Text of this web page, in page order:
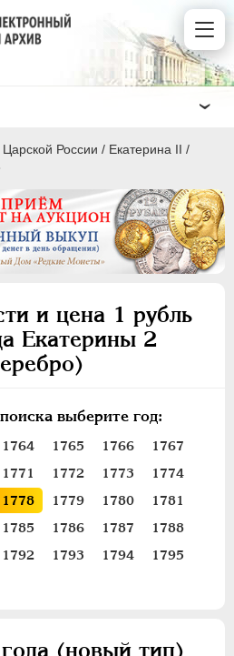
России / Екатерина II /
и цена 1 рубль
Екатерины 2
выберите год:
1764 1765 1766
1767
1771 1772 1773
1774
1778 1779 1780
1781
1785 1786 1787
1788
1792 1793 1794
1795
(новый тип)
1730-1740
1740-1741